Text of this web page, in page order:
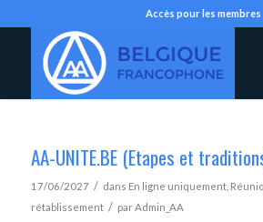
Accès pour les membres
AA-UNITE.BE (Etapes et
17/06/2027 / dans En ligne uniquement,
rétablissement / parAdmin_AA